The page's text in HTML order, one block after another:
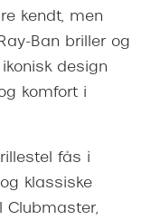
kendt, men
Ban briller og
design
komfort i
fås i
klassiske
Clubmaster,